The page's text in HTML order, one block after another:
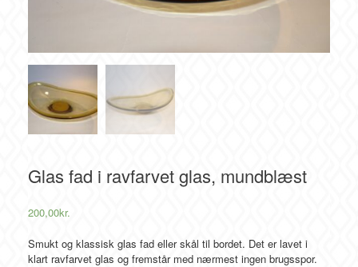
Glas fad i ravfarvet glas, mundblæst
200,00kr.
Smukt og klassisk glas fad eller skål til bordet. Det er lavet i
klart ravfarvet glas og fremstår med nærmest ingen brugsspor.